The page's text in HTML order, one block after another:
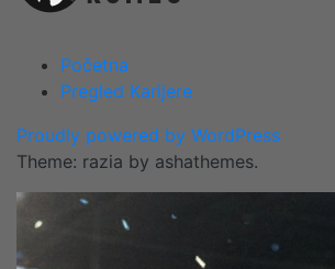
Početna
Pregled Karijere
Proudly powered by WordPress
Theme: razia by ashathemes.